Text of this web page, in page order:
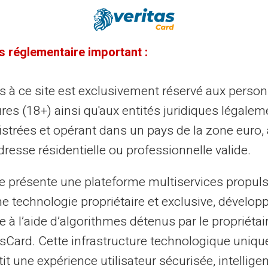
savoir si c'est une arnaque
: guide complet pour protéger
finances
bancaires touchent des millions de Français
année, avec des méthodes toujours plus
28/10/2025 Veritas Carte prépayée
de rentrée scolaire 2025 :
réglementaire important :
à ce site est exclusivement réservé aux
(18+) ainsi qu'aux entités juridiques
et opérant dans un pays de la zone euro,
résidentielle ou professionnelle valide.
présente une plateforme multiservices
technologie propriétaire et exclusive,
à l’aide d’algorithmes détenus par le
Cette infrastructure technologique
une expérience utilisateur sécurisée,